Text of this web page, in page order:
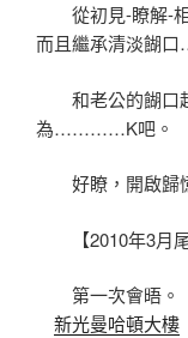
從初見-瞭解-相
而且繼承清淡餬
和老公的餬口
為…………K吧。
好瞭，開啟歸
【2010年3月尾
第一次會晤。
新光曼哈頓大樓